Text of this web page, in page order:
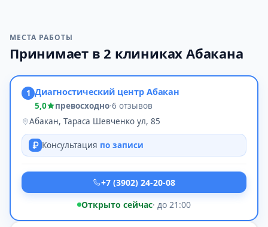
МЕСТА РАБОТЫ
Принимает в 2 клиниках Абакана
1 Диагностический центр Абакан
5,0 превосходно·6 отзывов
Абакан, Тараса Шевченко ул, 85
Консультация по записи
+7 (3902) 24-20-08
Открыто сейчас· до 21:00